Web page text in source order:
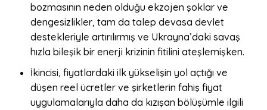
bozmasının neden olduğu ekzojen şoklar ve
dengesizlikler, tam da talep devasa devlet
destekleriyle artırılırmış ve Ukrayna’daki savaş
hızla bileşik bir enerji krizinin fitilini ateşlemişken.
İkincisi, fiyatlardaki ilk yükselişin yol açtığı ve
düşen reel ücretler ve şirketlerin fahiş fiyat
uygulamalarıyla daha da kızışan bölüşümle ilgili